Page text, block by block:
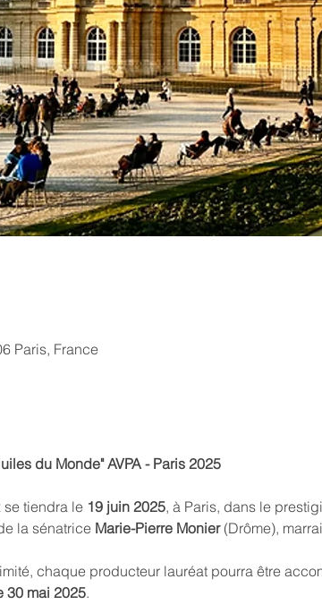
Paris, France
du Monde" AVPA - Paris 2025
se tiendra le 19 juin 2025, à Paris, dans le
la sénatrice Marie-Pierre Monier (Drôme),
chaque producteur lauréat pourra être
30 mai 2025.